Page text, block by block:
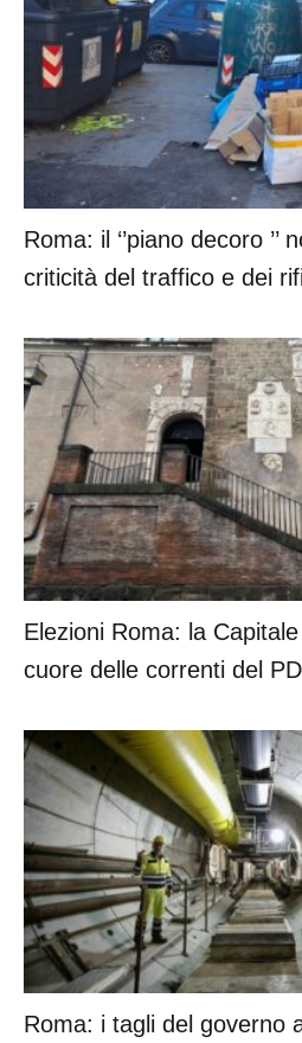
Roma: il ‘’piano decoro ’’
criticità del traffico e dei
Elezioni Roma: la
cuore delle correnti del PD
Roma: i tagli del governo